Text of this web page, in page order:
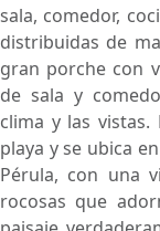
sala, comedor,
distribuidas de
gran porche con
de sala y
clima y las vistas.
playa y se ubica
Pérula, con una
rocosas que